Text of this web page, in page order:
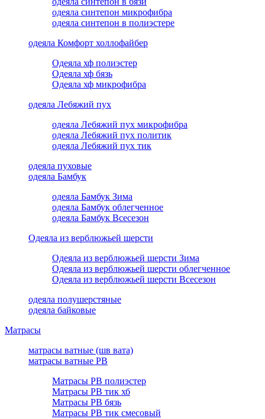
одеяла синтепон микрофибра
одеяла синтепон в полиэстере
одеяла Комфорт холлофайбер
Одеяла хф полиэстер
Одеяла хф бязь
Одеяла хф микрофибра
одеяла Лебяжий пух
одеяла Лебяжий пух микрофибра
одеяла Лебяжий пух политик
одеяла Лебяжий пух тик
одеяла пуховые
одеяла Бамбук
одеяла Бамбук Зима
одеяла Бамбук облегченное
одеяла Бамбук Всесезон
Одеяла из верблюжьей шерсти
Одеяла из верблюжьей шерсти Зима
Одеяла из верблюжьей шерсти облегченное
Одеяла из верблюжьей шерсти Всесезон
одеяла полушерстяные
одеяла байковые
Матрасы
матрасы ватные (шв вата)
матрасы ватные РВ
Матрасы РВ полиэстер
Матрасы РВ тик хб
Матрасы РВ бязь
Матрасы РВ тик смесовый